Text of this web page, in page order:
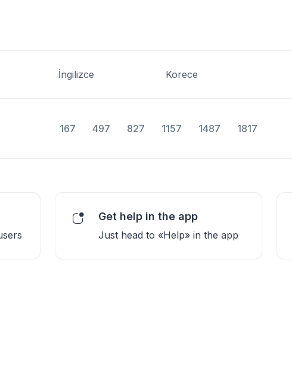
İngilizce Korece
167 497 827 1157 1487 1817
Get help in the app
Just head to «Help» in the app